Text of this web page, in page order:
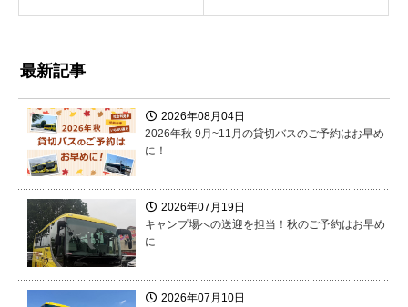
最新記事
2026年08月04日
2026年秋 9月~11月の貸切バスのご予約はお早め
に！
2026年07月19日
キャンプ場への送迎を担当！秋のご予約はお早め
に
2026年07月10日